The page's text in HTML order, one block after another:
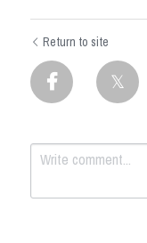
Return to site